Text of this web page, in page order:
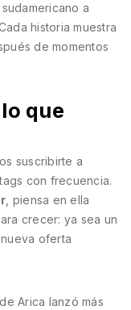
a
historia muestra
de momentos
que
suscribirte a
con frecuencia.
, piensa en ella
crecer: ya sea un
oferta
Arica lanzó más